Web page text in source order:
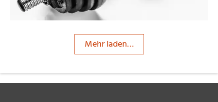
Klostermeier
Mehr laden…